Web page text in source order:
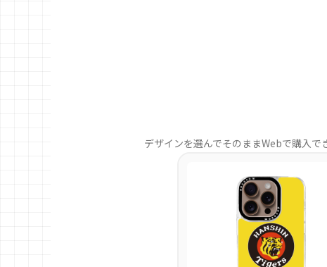
デザインを選んでそのままWebで購入で